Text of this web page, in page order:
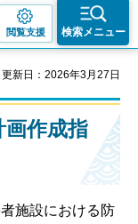
閲覧支援 検索メニュー
更新日：2026年3月27日
画作成指
施設における防